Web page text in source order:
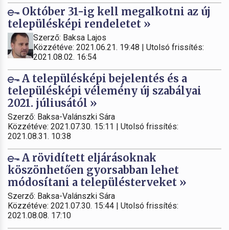
Október 31-ig kell megalkotni az új
településképi rendeletet »
Szerző: Baksa Lajos
Közzétéve: 2021.06.21. 19:48 | Utolsó frissítés:
2021.08.02. 16:54
A településképi bejelentés és a
településképi vélemény új szabályai
2021. júliusától »
Szerző: Baksa-Valánszki Sára
Közzétéve: 2021.07.30. 15:11 | Utolsó frissítés:
2021.08.31. 10:38
A rövidített eljárásoknak
köszönhetően gyorsabban lehet
módosítani a településterveket »
Szerző: Baksa-Valánszki Sára
Közzétéve: 2021.07.30. 15:44 | Utolsó frissítés:
2021.08.08. 17:10